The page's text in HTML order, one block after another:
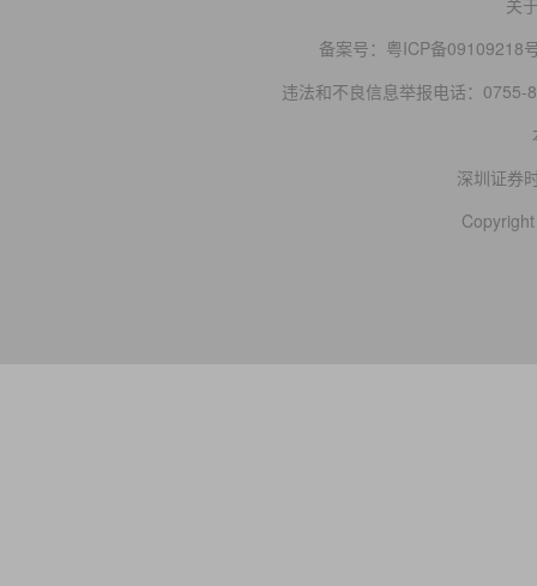
关
备案号： 粤ICP备09109218
违法和不良信息举报电话：0755-
深圳证券